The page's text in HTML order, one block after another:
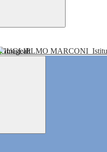
GUGLIELMO MARCONI